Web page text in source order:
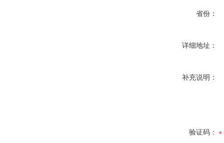
省份：
详细地址：
补充说明：
验证码：